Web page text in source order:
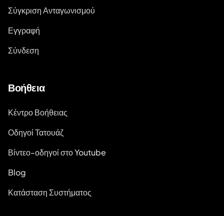
Σύγκριση Ανταγωνισμού
Εγγραφή
Σύνδεση
Βοήθεια
Κέντρο Βοήθειας
Οδηγοί Τατουάζ
Βίντεο-οδηγοί στο Youtube
Blog
Κατάσταση Συστήματος